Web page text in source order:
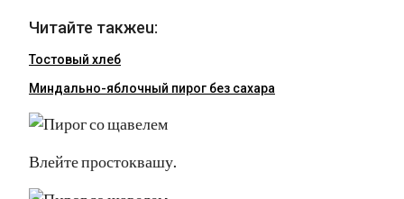
Читайте такжеu:
Тостовый хлеб
Миндально-яблочный пирог без сахара
Влейте простоквашу.